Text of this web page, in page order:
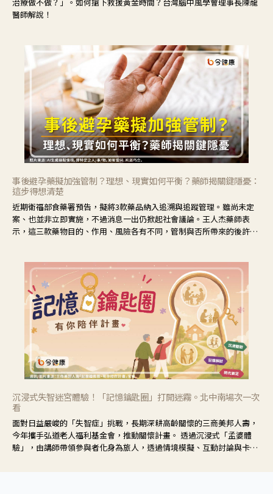
醫師解說！
事後避孕藥擬加強管制？理想、現實如何平衡？藥師揭關鍵隱憂：
這步得想清楚
近期衛福部食藥署預告，擬將3款藥品納入追溯與追蹤管理。雖尚未定
案、也並非立即實施，不過消息一出仍掀起社會議論。王人杰藥師表
示，這三款藥物目的、作用、風險各有不同，管制與否所帶來的後許影
沉浸式失智迷宮體驗！「記憶鑰匙圈」打開迷霧。北中南場次一次
看
面對日益嚴峻的「失智症」挑戰，長期深耕高齡關懷的三商美邦人壽，
今年攜手弘道老人福利基金會，推動關懷計畫。 透過沉浸式「孟婆體
驗」，由講師帶領參與者化身為旅人，透過情境模擬、互動討論與卡牌